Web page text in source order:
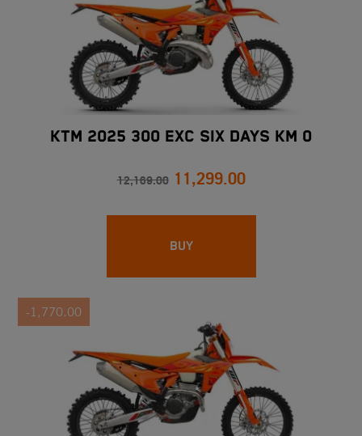
KTM 2025 300 EXC SIX DAYS Km 0
12,169.00 11,299.00
BUY
-1,770.00